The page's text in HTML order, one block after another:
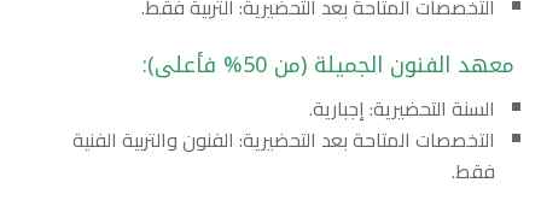
معهد الفنون الجميلة (من 50% فأعلى):
السنة التحضيرية: إجبارية.
التخصصات المتاحة بعد التحضيرية: الفنون والتربية الفنية
فقط.